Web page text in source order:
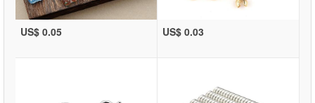
US$ 0.05 US$ 0.03